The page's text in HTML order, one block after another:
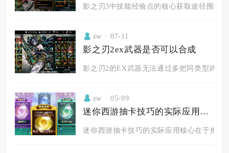
影之刃3中技能经验点的核心获取途径围绕
zw 07-11
影之刃2ex武器是否可以合成
影之刃2的EX武器无法通过多把同类型武器
zw 05-09
迷你西游抽卡技巧的实际应用如何
迷你西游抽卡技巧的实际应用核心在于把握